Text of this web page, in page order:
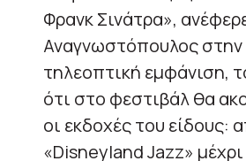
Φρανκ Σινάτρα»,
Αναγνωστόπουλος στην
τηλεοπτική εμφάνιση,
ότι στο φεστιβάλ θα
οι εκδοχές του είδους:
«Disneyland Jazz»